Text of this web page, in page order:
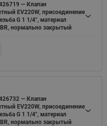
— Клапан
EV220W, присоединение
G 1 1/4", материал
нормально закрытый
— Клапан
EV220W, присоединение
G 1 1/4", материал
нормально закрытый